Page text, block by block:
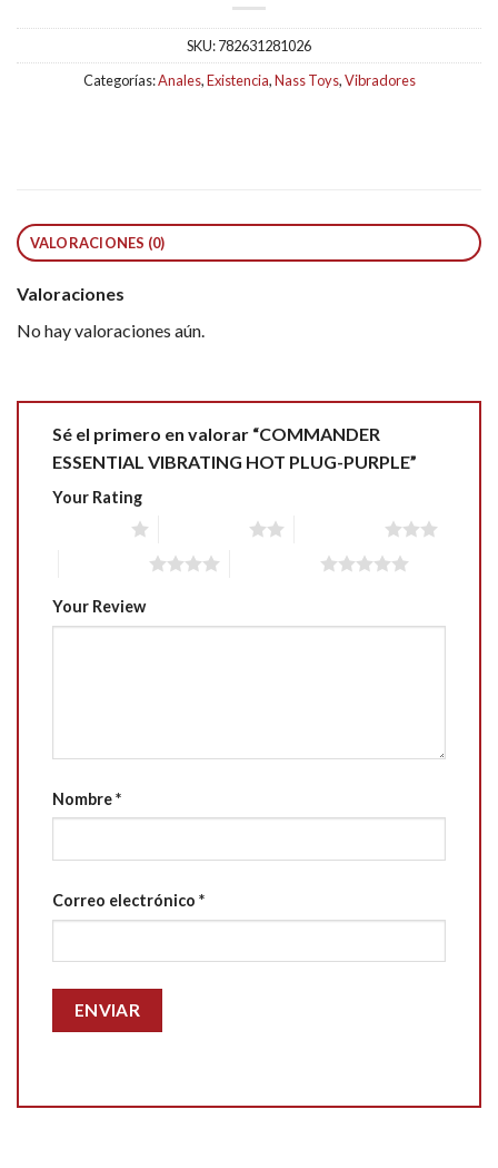
SKU:782631281026
Categorías:Anales,Existencia,Nass Toys,Vibradores
VALORACIONES (0)
Valoraciones
No hay valoraciones aún.
Sé el primero en valorar “COMMANDER
ESSENTIAL VIBRATING HOT PLUG-PURPLE”
Your Rating
Your Review
Nombre*
Correo electrónico *